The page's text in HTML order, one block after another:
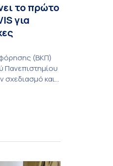
το πρώτο
για
(ΒΚΠ)
Πανεπιστημίου
σχεδιασμό και
Το πρόγραμμα